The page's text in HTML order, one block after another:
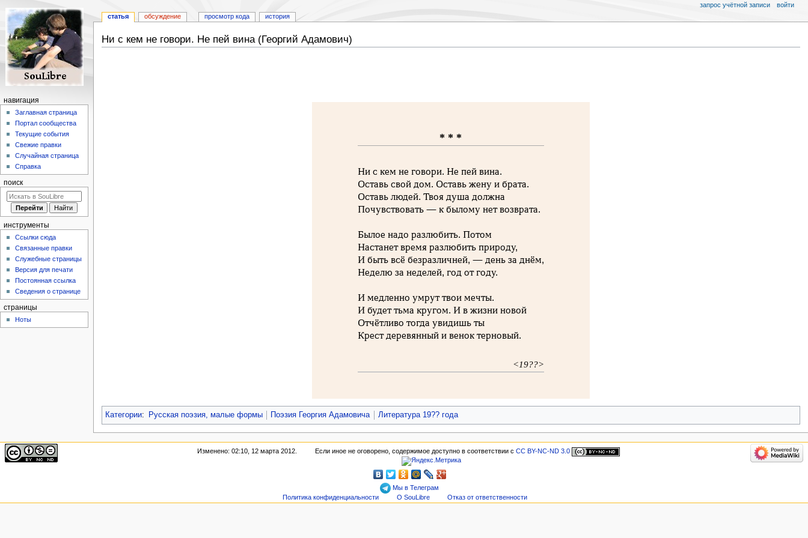
Ни с кем не говори. Не пей вина (Георгий Адамович)
* * *
Ни с кем не говори. Не пей вина.
Оставь свой дом. Оставь жену и брата.
Оставь людей. Твоя душа должна
Почувствовать — к былому нет возврата.
Былое надо разлюбить. Потом
Настанет время разлюбить природу,
И быть всё безразличней, — день за днём,
Неделю за неделей, год от году.
И медленно умрут твои мечты.
И будет тьма кругом. И в жизни новой
Отчётливо тогда увидишь ты
Крест деревянный и венок терновый.
<19??>
Категории: Русская поэзия, малые формы Поэзия Георгия Адамовича Литература 19?? года
статья обсуждение просмотр кода история
запрос учётной записи войти
навигация
Заглавная страница
Портал сообщества
Текущие события
Свежие правки
Случайная страница
Справка
поиск
инструменты
Ссылки сюда
Связанные правки
Служебные страницы
Версия для печати
Постоянная ссылка
Сведения о странице
страницы
Ноты
Изменено: 02:10, 12 марта 2012. Если иное не оговорено, содержимое доступно в соответствии с CC BY-NC-ND 3.0
Мы в Телеграм
Политика конфиденциальности
О SouLibre Отказ от ответственности